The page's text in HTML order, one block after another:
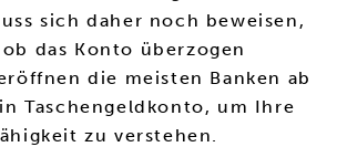
sich daher noch beweisen,
das Konto überzogen
die meisten Banken ab
Taschengeldkonto, um Ihre
zu verstehen.